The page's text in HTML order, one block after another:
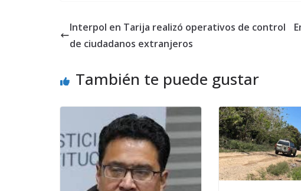
Interpol en Tarija realizó operativos de control
de ciudadanos extranjeros
También te puede gustar